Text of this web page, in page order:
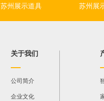
苏州展示道具 苏州展
关于我们
公司简介
企业文化